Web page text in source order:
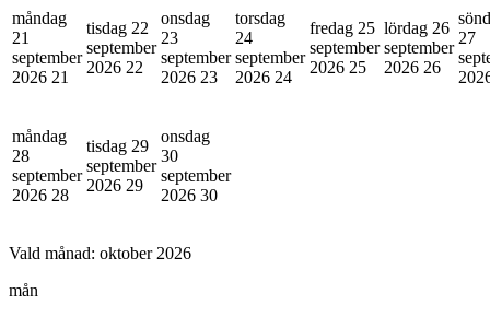
måndag
21
september
2026 21
tisdag 22
september
2026 22
onsdag
23
september
2026 23
torsdag
24
september
2026 24
fredag 25
september
2026 25
lördag 26
september
2026 26
27
måndag
28
september
2026 28
tisdag 29
september
2026 29
onsdag
30
september
2026 30
Vald månad: oktober 2026
mån